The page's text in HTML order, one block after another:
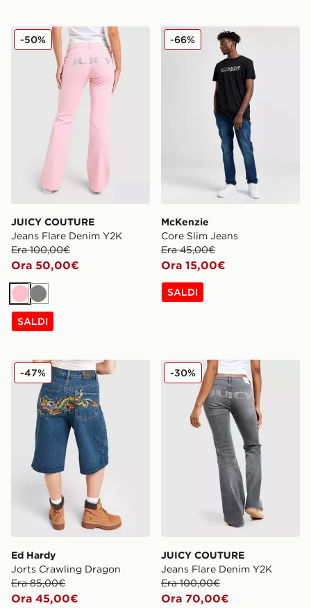
JUICY COUTURE Jeans Flare Denim Y2K
JUICY COUTURE
Jeans Flare Denim Y2K
Era 100,00€
Ora 50,00€
-50%
RosaGrigio
SALDI
McKenzie Core Slim Jeans
McKenzie
Core Slim Jeans
Era 45,00€
Ora 15,00€
-66%
SALDI
Ed Hardy Jorts Crawling Dragon
Ed Hardy
Jorts Crawling Dragon
Era 85,00€
Ora 45,00€
-47% JUICY COUTURE Jeans
JUICY COUTURE
Jeans Flare Denim Y2K
Era 100,00€
Ora 70,00€
-30%